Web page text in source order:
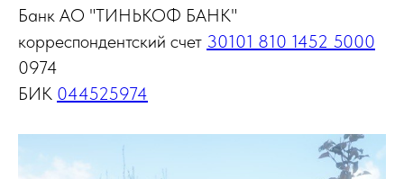
Банк АО "ТИНЬКОФ БАНК"
корреспондентский счет 30101 810 1452 5000
0974
БИК 044525974